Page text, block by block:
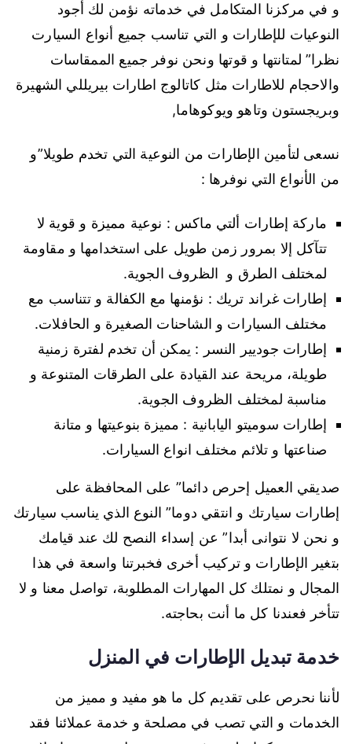
و في مركزنا المتكامل في خدماته نؤمن لك أجود
النوعيات للإطارات و التي تناسب جميع أنواع السيارت
نظرا” لمتانتها و قوتها ونحن نوفر جميع الممقاسات
والاحجام للاطارات مثل كاتالوج اطارات بيريللي الشهيرة
وبريجستون وتاهو ويوكوهاما,
نسعى لتأمين الإطارات من النوعية التي تخدم طويلا”و
من الأنواع التي نوفرها :
ماركة إطارات ألتي ماكس : نوعية مميزة و قوية لا
تتآكل إلا بمرور زمن طويل على استخدامها و مقاومة
لمختلف الطرق و الظروف الجوية.
إطارات غراند تريك : نؤمنها مع الكفالة و تتناسب مع
مختلف السيارات و الشاحنات الصغيرة و الحافلات.
إطارات جوديير النسر : يمكن أن تخدم لفترة زمنية
طويلة، مريحة عند القيادة على الطرقات المتنوعة و
مناسبة لمختلف الظروف الجوية.
إطارات سوميتو اليابانية : مميزة بنوعيتها و متانة
صناعتها و تلائم مختلف انواع السيارات.
صديقي العميل إحرص دائما” على المحافظة على
إطارات سيارتك و انتقي دوما” النوع الذي يناسب سيارتك
و نحن لا نتوانى أبدا” عن إسداء النصح لك عند قيامك
بتغير الإطارات و تركيب أخرى فخبرتنا واسعة في هذا
المجال و نمتلك كل المهارات المطلوبة، تواصل معنا و لا
تتأخر فعندنا كل ما أنت بحاجته.
خدمة تبديل الإطارات في المنزل
لأننا نحرص على تقديم كل ما هو مفيد و مميز من
الخدمات و التي تصب في مصلحة و خدمة عملائنا فقد